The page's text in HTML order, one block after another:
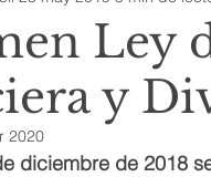
Ley
y
2020
diciembre de 2018